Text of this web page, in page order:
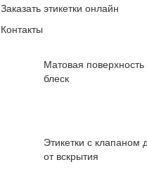
Заказать этикетки онлайн
Контакты
Матовая
блеск
Этикетки с клапаном
от вскрытия